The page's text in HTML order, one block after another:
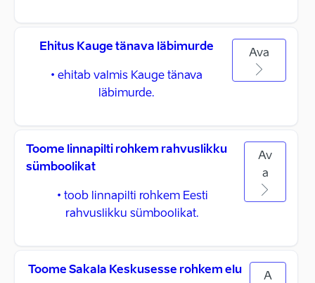
Ehitus Kauge tänava läbimurde
• ehitab valmis Kauge tänava
läbimurde.
Ava
Toome linnapilti rohkem rahvuslikku
sümboolikat
• toob linnapilti rohkem Eesti
rahvuslikku sümboolikat.
Av
a
Toome Sakala Keskusesse rohkem elu
A